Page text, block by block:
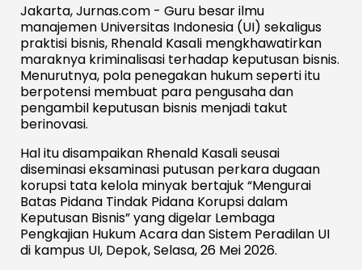
Jakarta, Jurnas.com - Guru besar ilmu
manajemen Universitas Indonesia (UI) sekaligus
praktisi bisnis, Rhenald Kasali mengkhawatirkan
maraknya kriminalisasi terhadap keputusan bisnis.
Menurutnya, pola penegakan hukum seperti itu
berpotensi membuat para pengusaha dan
pengambil keputusan bisnis menjadi takut
berinovasi.
Hal itu disampaikan Rhenald Kasali seusai
diseminasi eksaminasi putusan perkara dugaan
korupsi tata kelola minyak bertajuk “Mengurai
Batas Pidana Tindak Pidana Korupsi dalam
Keputusan Bisnis” yang digelar Lembaga
Pengkajian Hukum Acara dan Sistem Peradilan UI
di kampus UI, Depok, Selasa, 26 Mei 2026.